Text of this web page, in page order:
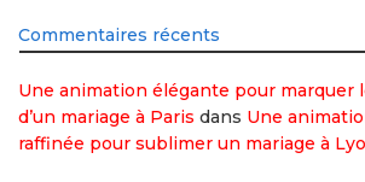
Commentaires récents
Une animation élégante pour marquer
d’un mariage à Paris dans Une
raffinée pour sublimer un mariage à